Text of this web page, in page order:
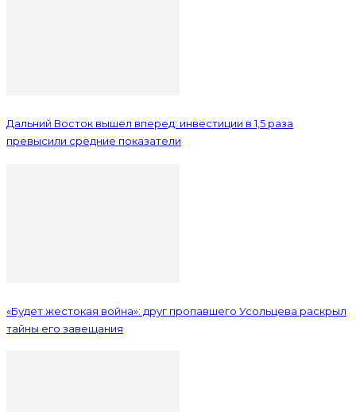
Дальний Восток вышел вперед: инвестиции в 1,5 раза
превысили средние показатели
«Будет жестокая война»: друг пропавшего Усольцева раскрыл
тайны его завещания